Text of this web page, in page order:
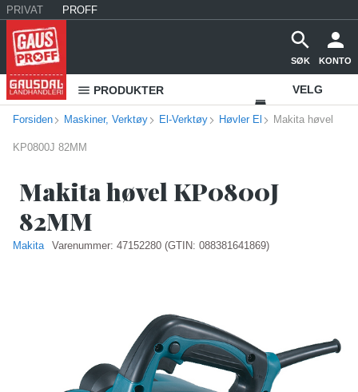
PRIVAT PROFF
SØK KONTO
PRODUKTER VELG
VAREHUS
Forsiden Maskiner, Verktøy El-Verktøy Høvler El Makita høvel
KP0800J 82MM
Makita høvel KP0800J
82MM
Makita Varenummer: 47152280 (GTIN: 088381641869)